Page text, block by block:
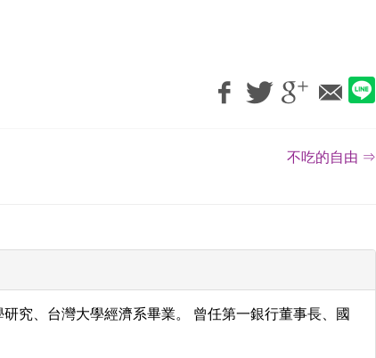
不吃的自由 ⇒
究、台灣大學經濟系畢業。 曾任第一銀行董事長、國